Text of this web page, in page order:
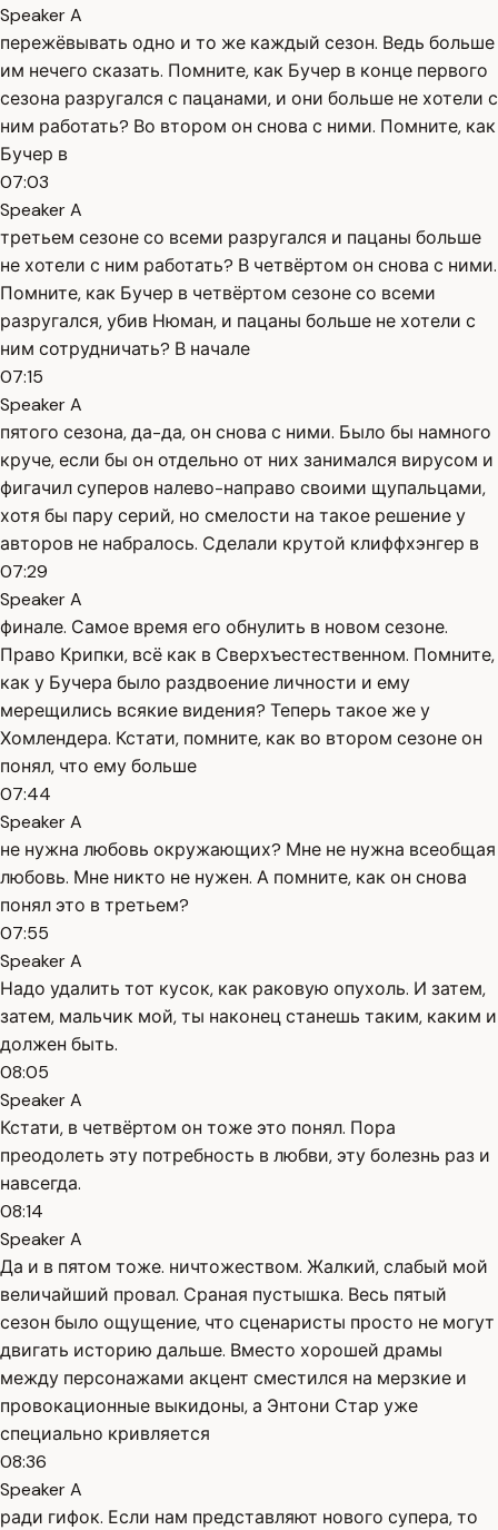
Speaker A
пережёвывать одно и то же каждый сезон. Ведь больше
им нечего сказать. Помните, как Бучер в конце первого
сезона разругался с пацанами, и они больше не хотели с
ним работать? Во втором он снова с ними. Помните, как
Бучер в
07:03
Speaker A
третьем сезоне со всеми разругался и пацаны больше
не хотели с ним работать? В четвёртом он снова с ними.
Помните, как Бучер в четвёртом сезоне со всеми
разругался, убив Нюман, и пацаны больше не хотели с
ним сотрудничать? В начале
07:15
Speaker A
пятого сезона, да-да, он снова с ними. Было бы намного
круче, если бы он отдельно от них занимался вирусом и
фигачил суперов налево-направо своими щупальцами,
хотя бы пару серий, но смелости на такое решение у
авторов не набралось. Сделали крутой клиффхэнгер в
07:29
Speaker A
финале. Самое время его обнулить в новом сезоне.
Право Крипки, всё как в Сверхъестественном. Помните,
как у Бучера было раздвоение личности и ему
мерещились всякие видения? Теперь такое же у
Хомлендера. Кстати, помните, как во втором сезоне он
понял, что ему больше
07:44
Speaker A
не нужна любовь окружающих? Мне не нужна всеобщая
любовь. Мне никто не нужен. А помните, как он снова
понял это в третьем?
07:55
Speaker A
Надо удалить тот кусок, как раковую опухоль. И затем,
затем, мальчик мой, ты наконец станешь таким, каким и
должен быть.
08:05
Speaker A
Кстати, в четвёртом он тоже это понял. Пора
преодолеть эту потребность в любви, эту болезнь раз и
навсегда.
08:14
Speaker A
Да и в пятом тоже. ничтожеством. Жалкий, слабый мой
величайший провал. Сраная пустышка. Весь пятый
сезон было ощущение, что сценаристы просто не могут
двигать историю дальше. Вместо хорошей драмы
между персонажами акцент сместился на мерзкие и
провокационные выкидоны, а Энтони Стар уже
специально кривляется
08:36
Speaker A
ради гифок. Если нам представляют нового супера, то